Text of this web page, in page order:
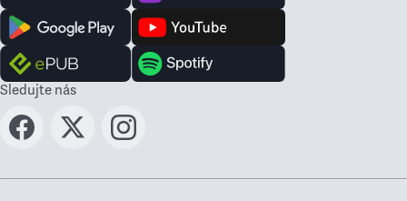
Sledujte nás